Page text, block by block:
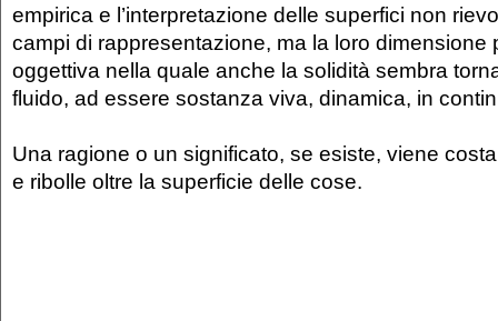
empirica e l’interpretazione delle superfici non
campi di rappresentazione, ma la loro dimensione
oggettiva nella quale anche la solidità sembra
fluido, ad essere sostanza viva, dinamica, in
Una ragione o un significato, se esiste, viene
e ribolle oltre la superficie delle cose.